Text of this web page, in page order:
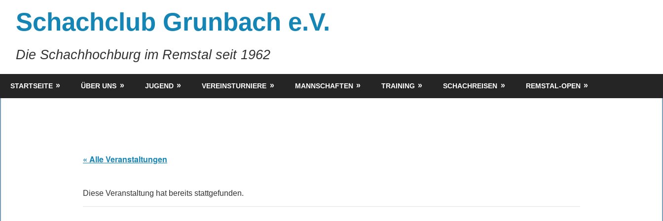
springenSchachclub Grunbach e.V.
Die Schachhochburg im Remstal seit 1962
STARTSEITE ÜBER UNS JUGEND VEREINSTURNIERE MANNSCHAFTEN TRAINING SCHACHREISEN REMSTAL-OPEN
« Alle Veranstaltungen
Diese Veranstaltung hat bereits stattgefunden.